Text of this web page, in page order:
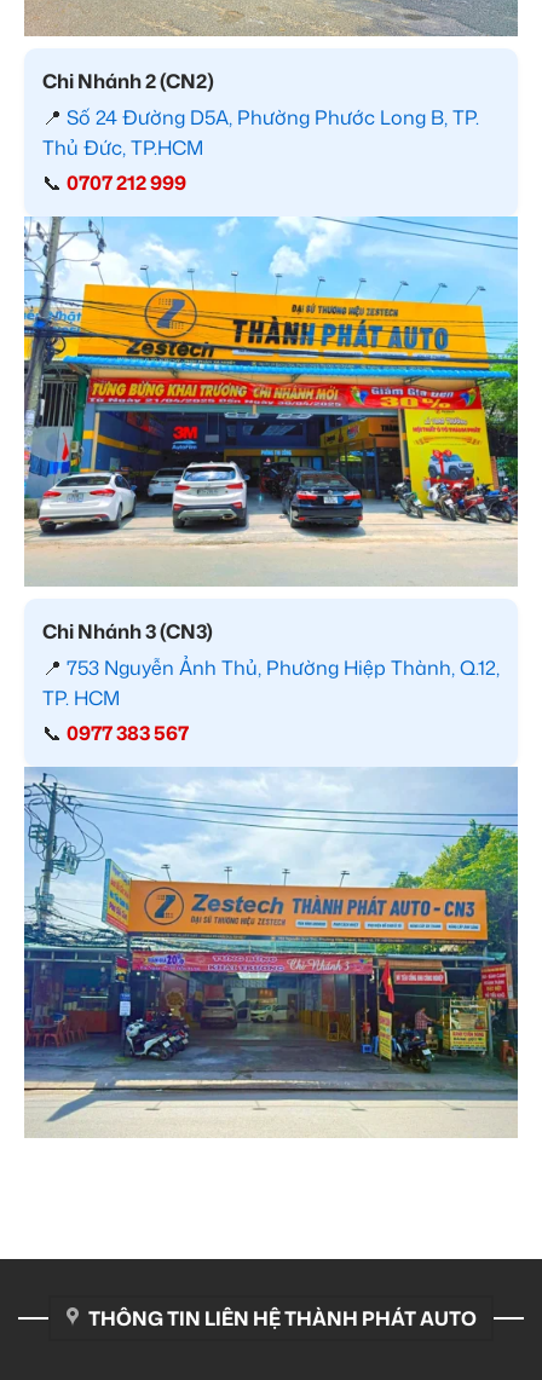
Chi Nhánh 2 (CN2)
📍 Số 24 Đường D5A, Phường Phước Long B, TP.
Thủ Đức, TP.HCM
📞 0707 212 999
Chi Nhánh 3 (CN3)
📍 753 Nguyễn Ảnh Thủ, Phường Hiệp Thành, Q.12,
TP. HCM
📞 0977 383 567
THÔNG TIN LIÊN HỆ THÀNH PHÁT AUTO